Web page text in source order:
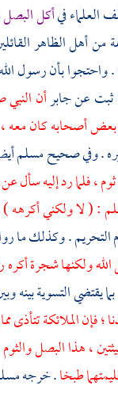
العلماء فيأكل البصل
منأهل الظاهر
واحتجوا بأن رسول
ثبت عنجابرأن
بعض أصحابه كان معه
. وفي صحيحمسلم
ثوم ، فلما رد إليه سأل
: ( لا ولكني أكرهه
. وكذلك ما
ولكنها شجرة أكره
بما يقتضي التسوية
فإن الملائكة تتأذى
، هذا البصل
طبخا. خرجه